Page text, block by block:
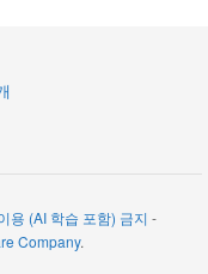
용 (AI 학습 포함) 금지 -
Company.